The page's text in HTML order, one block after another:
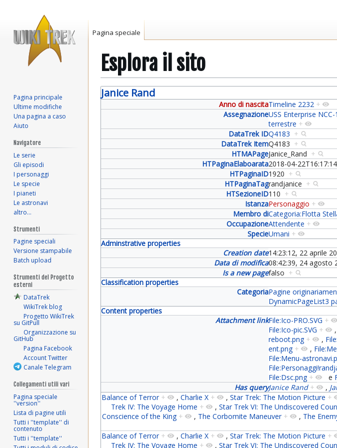
Esplora il sito
Vai
alla
Vai
alla
Janice Rand
Anno di nascitaTimeline 2232 +
AssegnazioneUSS Enterprise
terrestre +
DataTrek IDQ4183 +
DataTrek ItemQ4183 +
HTMAPageJanice_Rand +
HTPaginaElaboarata2018-04-22T16:17:14
HTPaginaID1920 +
HTPaginaTagrandjanice +
HTSezioneID110 +
IstanzaPersonaggio +
Membro diCategoria:Flotta
OccupazioneAttendente +
SpecieUmani +
Adminstrative properties
Creation date14:23:12, 22 aprile
Data di modifica08:42:39, 24 agosto
Is a new pagefalso +
Classification properties
CategoriaPagine
DynamicPageList3
Content properties
Attachment linkFile:Ico-PRO.SVG +
File:Ico-pic.SVG + ,
reboot.png + ,
ent.png + ,
File:Menu-
File:Dsc.png + e
Has queryJanice Rand + ,
Balance of Terror + , Charlie X + , Star Trek: The Motion Picture +
Trek IV: The Voyage Home + , Star Trek VI: The Undiscovered
Conscience of the King + , The Corbomite Maneuver + , The
Balance of Terror + , Charlie X + , Star Trek: The Motion Picture +
Trek IV: The Voyage Home + , Star Trek VI: The Undiscovered
Pagina speciale
Pagina principale
Ultime modifiche
Una pagina a caso
Aiuto
Navigatore
Le serie
Gli episodi
I personaggi
Le specie
I pianeti
Le astronavi
altro…
Strumenti
Pagine speciali
Versione stampabile
Batch upload
Strumenti del Progetto
esterni
DataTrek
WikiTrek blog
Progetto WikiTrek
su GitPull
Organizzazione su
GitHub
Pagina Facebook
Account Twitter
Canale Telegram
Collegamenti utili vari
Pagina speciale
''version''
Lista di pagine utili
Tutti i ''template'' di
contenuto
Tutti i ''template''